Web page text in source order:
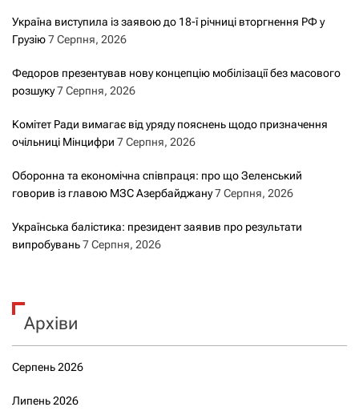
Україна виступила із заявою до 18-ї річниці вторгнення РФ у
Грузію7 Серпня, 2026
Федоров презентував нову концепцію мобілізації без масового
розшуку7 Серпня, 2026
Комітет Ради вимагає від уряду пояснень щодо призначення
очільниці Мінцифри 7 Серпня, 2026
Оборонна та економічна співпраця: про що Зеленський
говорив із главою МЗС Азербайджану7 Серпня, 2026
Українська балістика: президент заявив про результати
випробувань7 Серпня, 2026
Архіви
Серпень 2026
Липень 2026